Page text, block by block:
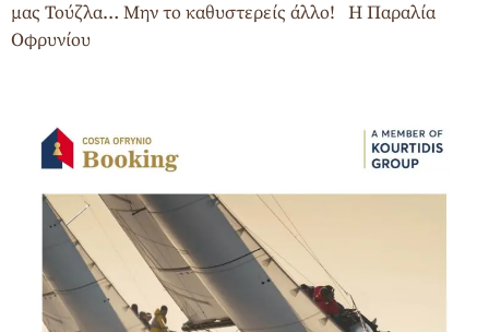
μας Τούζλα… Μην το καθυστερείς άλλο! Η Παραλία
Οφρυνίου